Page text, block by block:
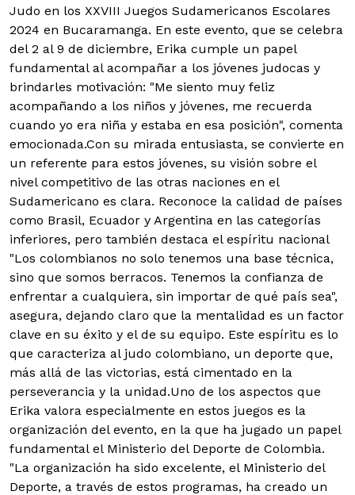
Judo en los XXVIII Juegos Sudamericanos Escolares
2024 en Bucaramanga. En este evento, que se celebra
del 2 al 9 de diciembre, Erika cumple un papel
fundamental al acompañar a los jóvenes judocas y
brindarles motivación: "Me siento muy feliz
acompañando a los niños y jóvenes, me recuerda
cuando yo era niña y estaba en esa posición", comenta
emocionada.Con su mirada entusiasta, se convierte en
un referente para estos jóvenes, su visión sobre el
nivel competitivo de las otras naciones en el
Sudamericano es clara. Reconoce la calidad de países
como Brasil, Ecuador y Argentina en las categorías
inferiores, pero también destaca el espíritu nacional
"Los colombianos no solo tenemos una base técnica,
sino que somos berracos. Tenemos la confianza de
enfrentar a cualquiera, sin importar de qué país sea",
asegura, dejando claro que la mentalidad es un factor
clave en su éxito y el de su equipo. Este espíritu es lo
que caracteriza al judo colombiano, un deporte que,
más allá de las victorias, está cimentado en la
perseverancia y la unidad.Uno de los aspectos que
Erika valora especialmente en estos juegos es la
organización del evento, en la que ha jugado un papel
fundamental el Ministerio del Deporte de Colombia.
"La organización ha sido excelente, el Ministerio del
Deporte, a través de estos programas, ha creado un